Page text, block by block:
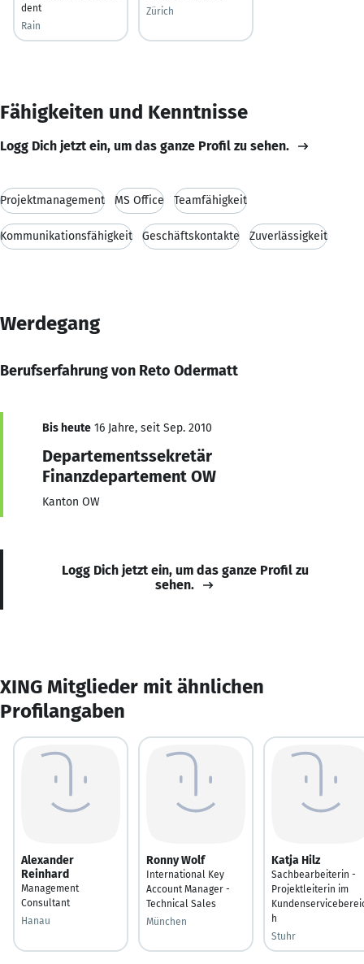
dent
Rain
Zürich
Fähigkeiten und Kenntnisse
Logg Dich jetzt ein, um das ganze Profil zu sehen.
Projektmanagement MS Office Teamfähigkeit
Kommunikationsfähigkeit Geschäftskontakte Zuverlässigkeit
Werdegang
Berufserfahrung von Reto Odermatt
Bis heute 16 Jahre, seit Sep. 2010
Departementssekretär
Finanzdepartement OW
Kanton OW
Logg Dich jetzt ein, um das ganze Profil zu
sehen.
XING Mitglieder mit ähnlichen
Profilangaben
Alexander
Reinhard
Management
Consultant
Hanau
Ronny Wolf
International Key
Account Manager -
Technical Sales
München
Katja Hilz
Sachbearbeiterin -
Projektleiterin im
h
Stuhr